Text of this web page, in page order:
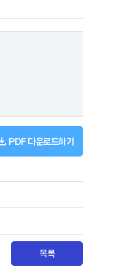
PDF 다운로드하기
목록